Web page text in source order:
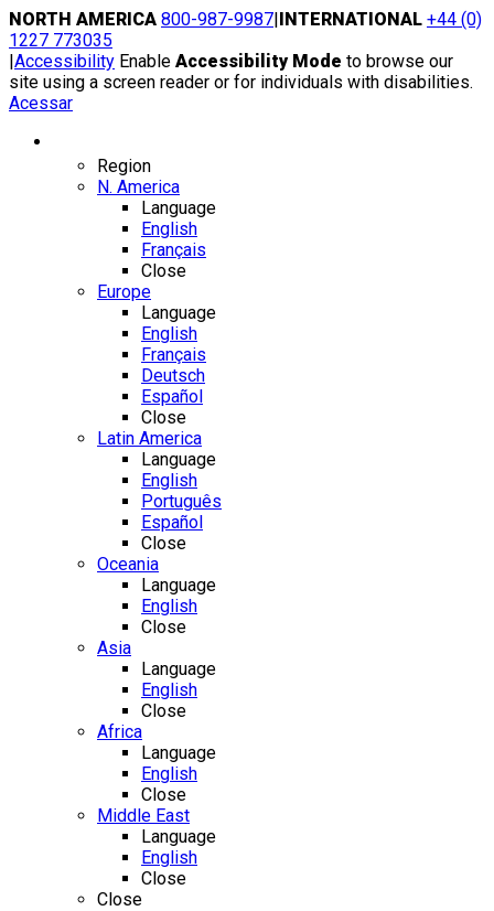
Skip
to
content
NORTH AMERICA 800-987-9987|INTERNATIONAL +44 (0)
1227 773035
|Accessibility Enable Accessibility Mode to browse our
site using a screen reader or for individuals with disabilities.
Acessar
Region
N. America
Language
English
Français
Close
Europe
Language
English
Français
Deutsch
Español
Close
Latin America
Language
English
Português
Español
Close
Oceania
Language
English
Close
Asia
Language
English
Close
Africa
Language
English
Close
Middle East
Language
English
Close
Close